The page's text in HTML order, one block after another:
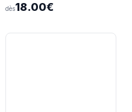
dès18.00€